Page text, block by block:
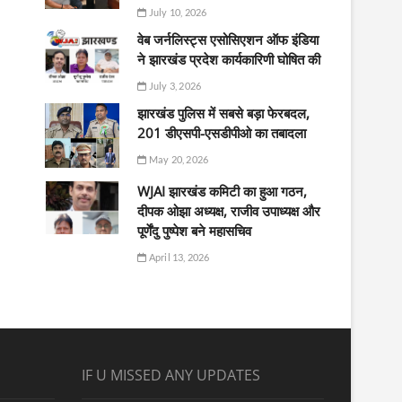
July 10, 2026
वेब जर्नलिस्ट्स एसोसिएशन ऑफ इंडिया
ने झारखंड प्रदेश कार्यकारिणी घोषित की
July 3, 2026
झारखंड पुलिस में सबसे बड़ा फेरबदल,
201 डीएसपी-एसडीपीओ का तबादला
May 20, 2026
WJAI झारखंड कमिटी का हुआ गठन,
दीपक ओझा अध्यक्ष, राजीव उपाध्यक्ष और
पूर्णेंदु पुष्पेश बने महासचिव
April 13, 2026
IF U MISSED ANY UPDATES